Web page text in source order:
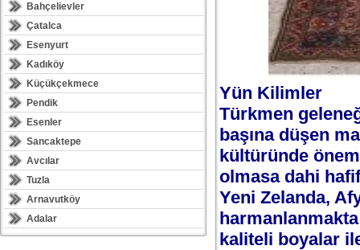
Bahçelievler
Çatalca
Esenyurt
Kadıköy
Küçükçekmece
Pendik
Esenler
Sancaktepe
Avcılar
Tuzla
Arnavutköy
Adalar
Yün Kilimler
Türkmen
başına düşen
kültüründe
olmasa dahi
Yeni Zelanda,
kaliteli boyalar